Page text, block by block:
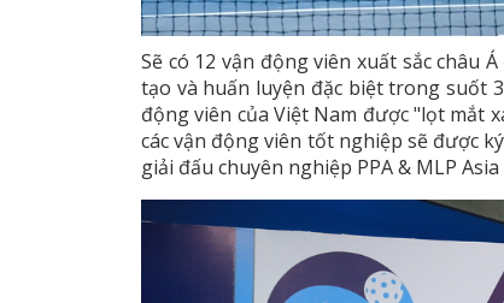
Sẽ có 12 vận động viên xuất sắc châu
tạo và huấn luyện đặc biệt trong suốt
động viên của Việt Nam được "lọt mắt
các vận động viên tốt nghiệp sẽ được
giải đấu chuyên nghiệp PPA & MLP